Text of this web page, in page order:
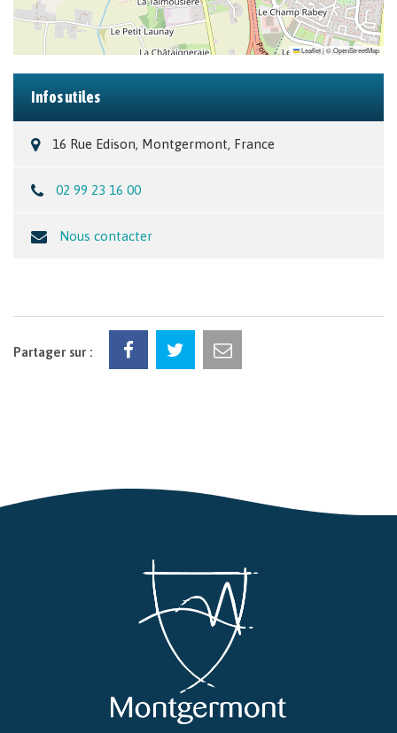
Leaflet|©OpenStreetMap
Infos utiles
16 Rue Edison, Montgermont, France
02 99 23 16 00
Nous contacter
Partager sur :